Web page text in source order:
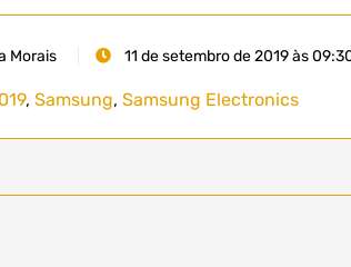
Morais 11 de setembro de 2019 às
, Samsung, Samsung Electronics